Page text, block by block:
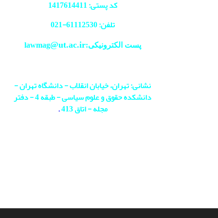
کد پستی: 1417614411
تلفن: 61112530-
021
پست الکترونیکی:lawmag@ut.ac.ir
نشانی: تهران، خیابان انقلاب - دانشگاه تهران -
دانشکده حقوق و علوم سیاسی - طبقه 4 - دفتر
مجله - اتاق 413
.